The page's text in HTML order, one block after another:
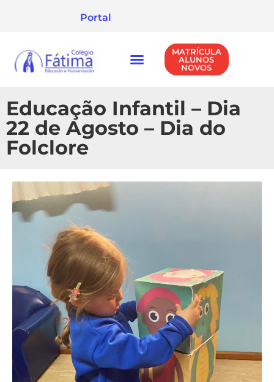
Portal
MATRÍCULA
ALUNOS
NOVOS
Educação Infantil – Dia
22 de Agosto – Dia do
Folclore